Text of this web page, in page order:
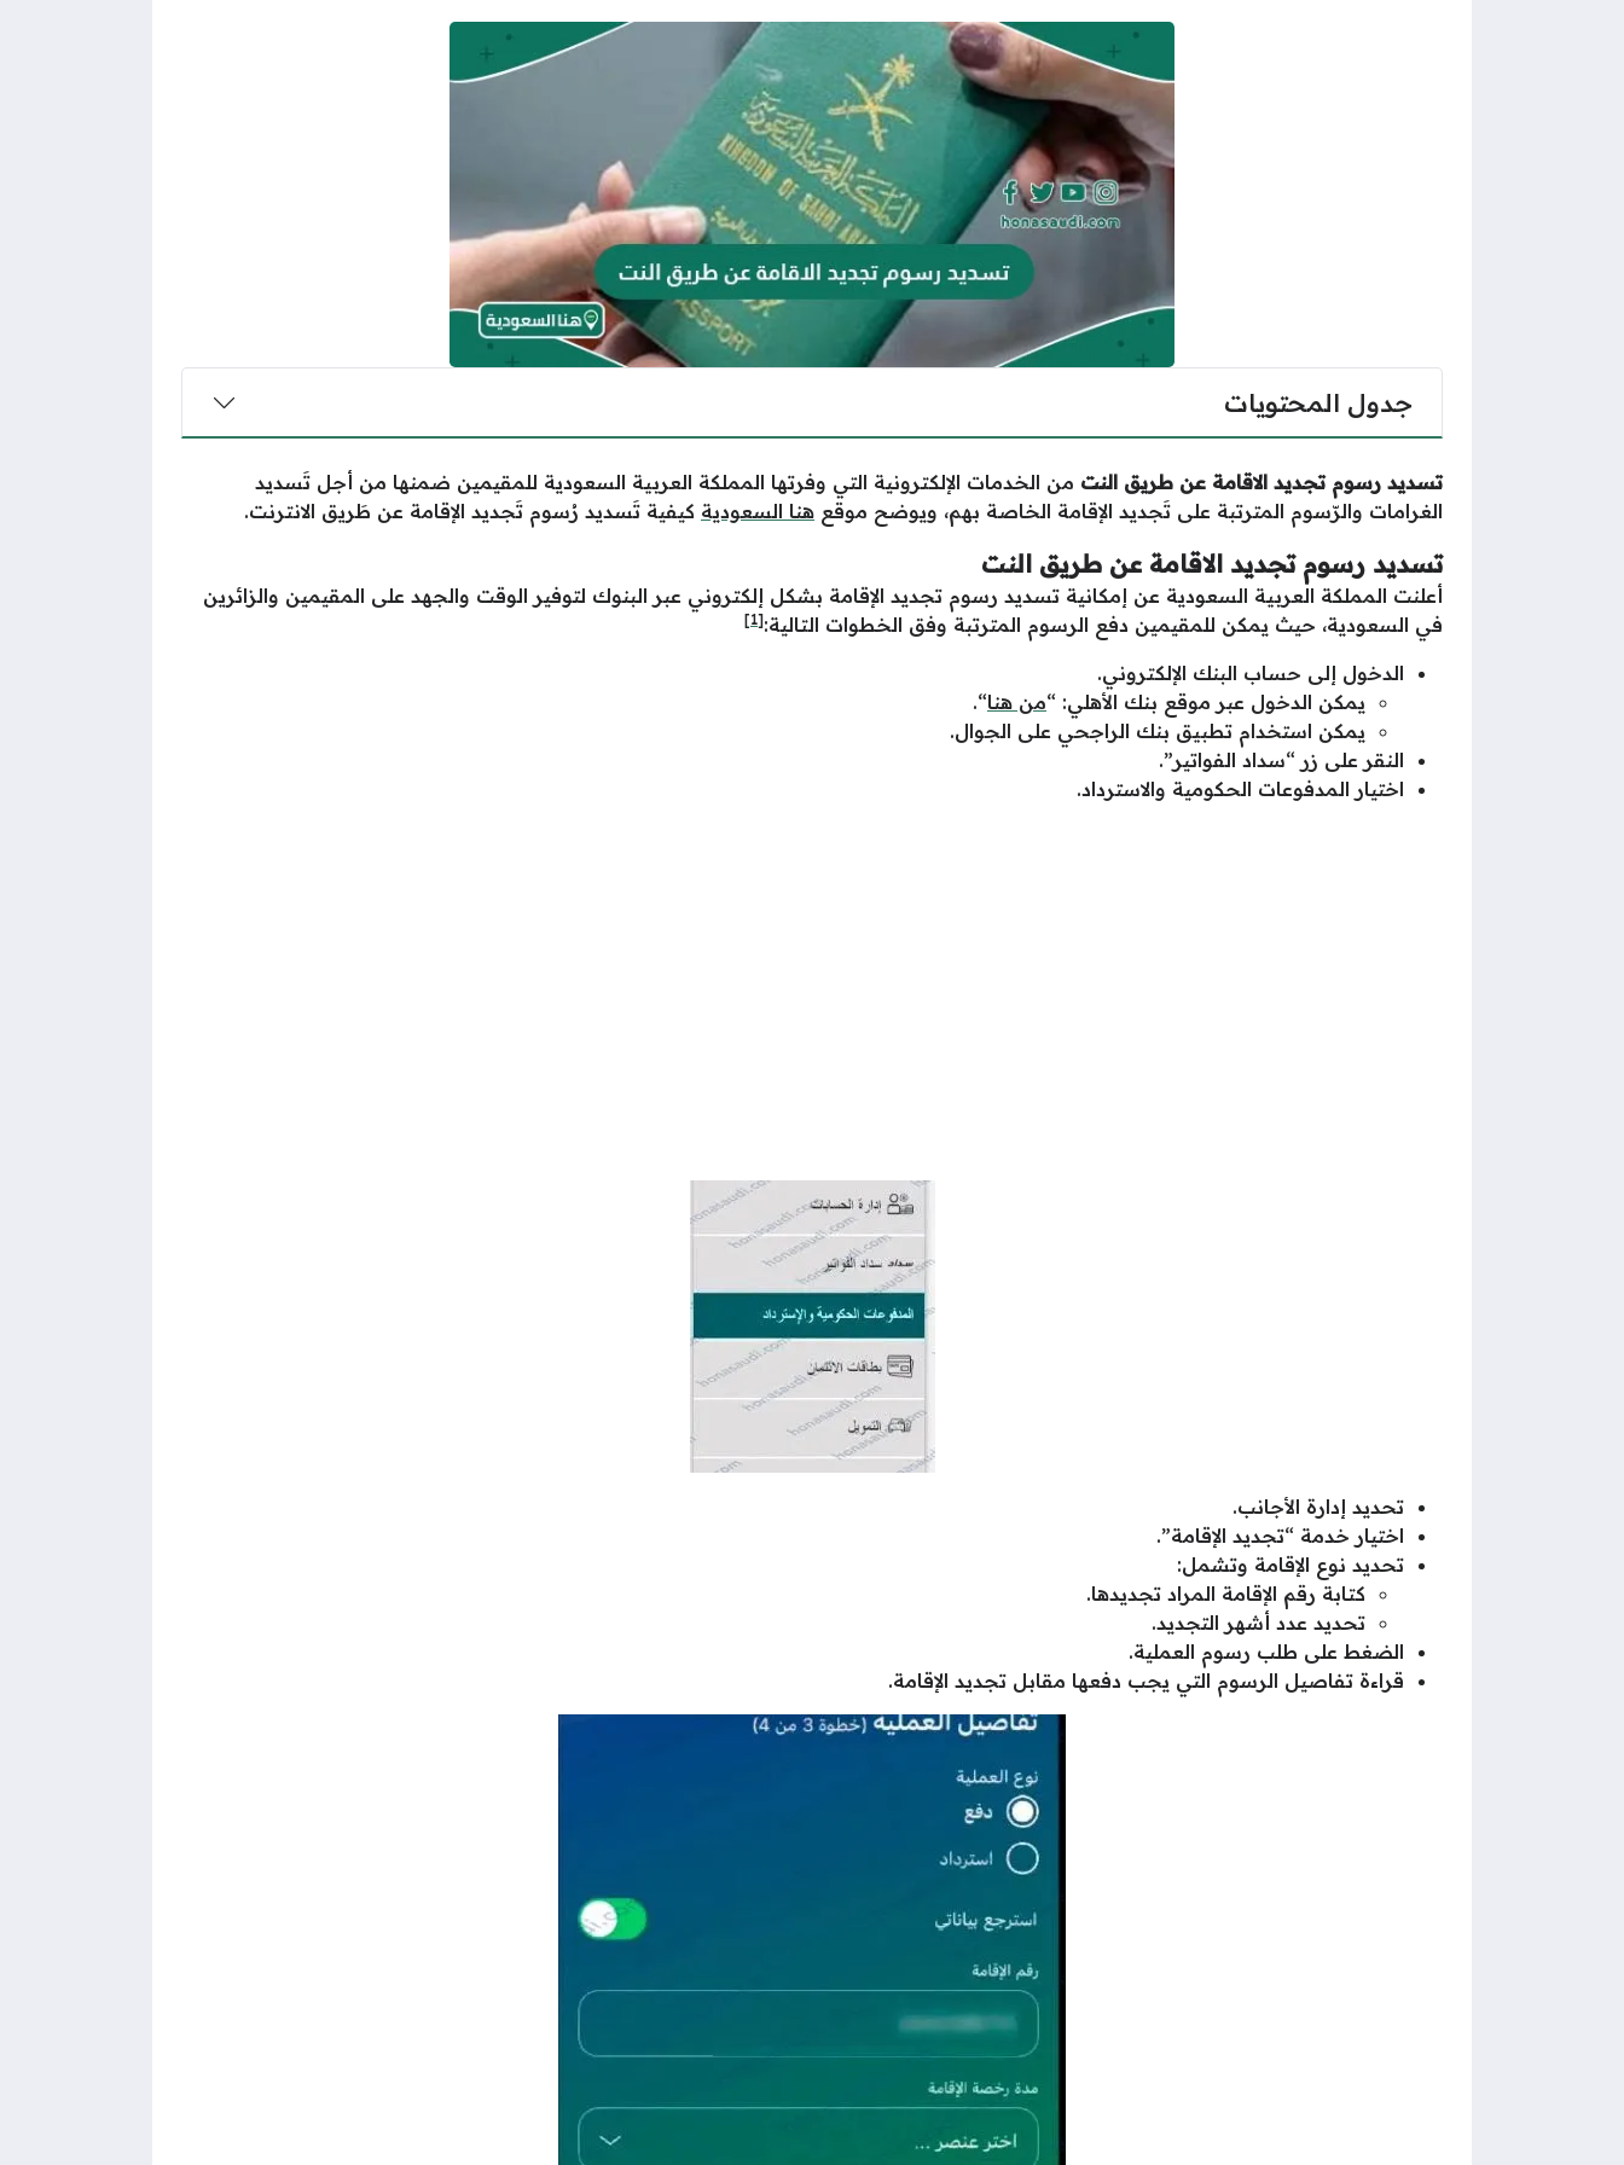
جدول المحتويات
تسديد رسوم تجديد الاقامة عن طريق النت من الخدمات الإلكترونية التي وفرتها المملكة العربية السعودية للمقيمين ضمنها من أجل تَسديد
الغرامات والرّسوم المترتبة على تَجديد الإقامة الخاصة بهم، ويوضح موقع هنا السعودية كيفية تَسديد رُسوم تَجديد الإقامة عن طَريق الانترنت.
تسديد رسوم تجديد الاقامة عن طريق النت
أعلنت المملكة العربية السعودية عن إمكانية تسديد رسوم تجديد الإقامة بشكل إلكتروني عبر البنوك لتوفير الوقت والجهد على المقيمين والزائرين
في السعودية، حيث يمكن للمقيمين دفع الرسوم المترتبة وفق الخطوات التالية:[1]
الدخول إلى حساب البنك الإلكتروني.
يمكن الدخول عبر موقع بنك الأهلي: “من هنا“.
يمكن استخدام تطبيق بنك الراجحي على الجوال.
النقر على زر “سداد الفواتير”.
اختيار المدفوعات الحكومية والاسترداد.
تحديد إدارة الأجانب.
اختيار خدمة “تجديد الإقامة”.
تحديد نوع الإقامة وتشمل:
كتابة رقم الإقامة المراد تجديدها.
تحديد عدد أشهر التجديد.
الضغط على طلب رسوم العملية.
قراءة تفاصيل الرسوم التي يجب دفعها مقابل تجديد الإقامة.